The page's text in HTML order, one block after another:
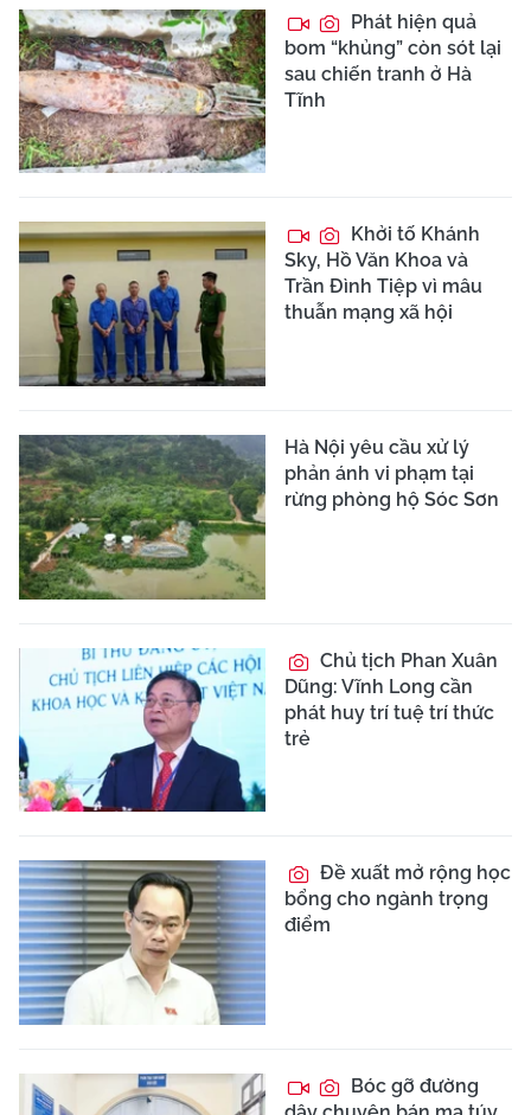
Phát hiện quả
bom “khủng” còn sót lại
sau chiến tranh ở Hà
Tĩnh
Khởi tố Khánh
Sky, Hồ Văn Khoa và
Trần Đình Tiệp vì mâu
thuẫn mạng xã hội
Hà Nội yêu cầu xử lý
phản ánh vi phạm tại
rừng phòng hộ Sóc Sơn
Chủ tịch Phan Xuân
Dũng: Vĩnh Long cần
phát huy trí tuệ trí thức
trẻ
Đề xuất mở rộng học
bổng cho ngành trọng
điểm
Bóc gỡ đường